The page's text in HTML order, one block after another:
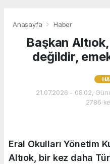
Anasayfa Haber
Başkan
değildir,
21.07.2026 - 08:02,
2786
Eral Okulları Yönetim
Altıok, bir kez daha